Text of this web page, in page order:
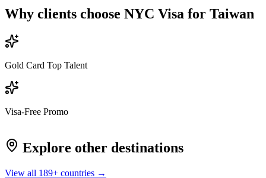
Why clients choose NYC Visa for Taiwan
Gold Card Top Talent
Visa-Free Promo
Explore other destinations
View all 189+ countries →